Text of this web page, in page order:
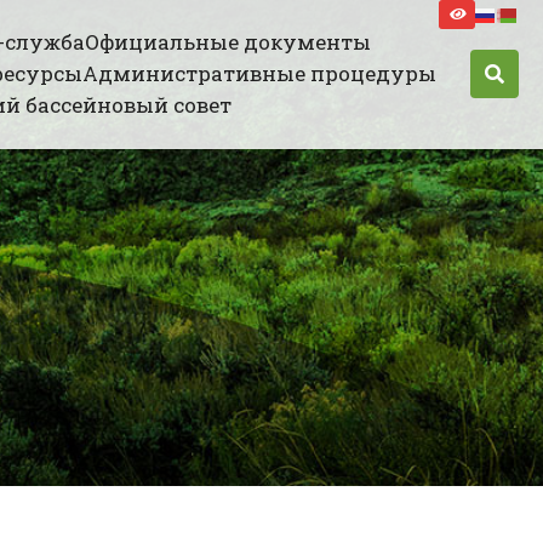
службаОфициальные документы
Административные процедуры
бассейновый совет